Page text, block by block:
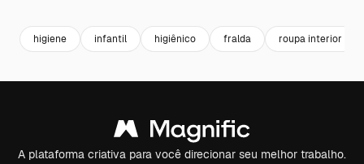
higiene infantil higiênico fralda roupa interior
A plataforma criativa para você direcionar seu melhor trabalho.